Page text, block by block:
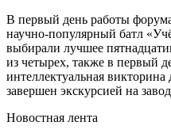
В первый день работы
научно-популярный батл
выбирали лучшее
из четырех, также в первый
интеллектуальная
завершен экскурсией на
Новостная лента